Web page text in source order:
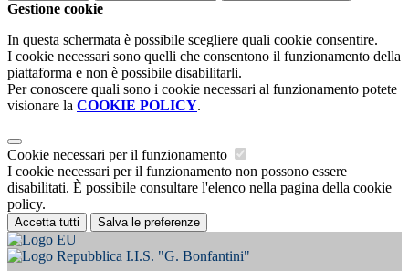
Gestione cookie
In questa schermata è possibile scegliere quali cookie consentire.
I cookie necessari sono quelli che consentono il funzionamento della
piattaforma e non è possibile disabilitarli.
Per conoscere quali sono i cookie necessari al funzionamento potete
visionare la COOKIE POLICY.
Cookie necessari per il funzionamento
I cookie necessari per il funzionamento non possono essere
disabilitati. È possibile consultare l'elenco nella pagina della cookie
policy.
Accetta tutti Salva le preferenze
I.I.S. "G. Bonfantini"